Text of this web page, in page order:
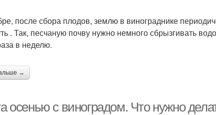
после сбора плодов, землю в винограднике
. Так, песчаную почву нужно немного сбрызгивать
в неделю.
→
осенью с виноградом. Что нужно